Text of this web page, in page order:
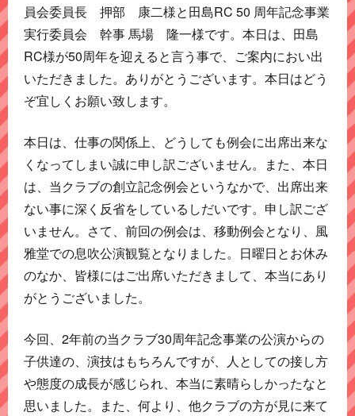
員会委員長 押部 康二様と田島RC 50 周年記念事業
実行委員会 幹事 馬場 隆一様です。本日は、田島
RC様が50周年を迎えると言う事で、ご案内におい出
いただきました。ありがとうございます。本日はどう
ぞ宜しくお願い致します。
本日は、仕事の関係上、どうしても例会に出席出来な
くなってしまい誠に申し訳ございません。また、本日
は、当クラブの創立記念例会というなかで、出席出来
ない事に深く反省をしているしだいです。申し訳ござ
いません。さて、前回の例会は、移動例会となり、風
雅堂での息吹公演観覧となりました。日曜日とお休み
のなか、皆様にはご出席いただきまして、本当にあり
がとうございました。
今回、2年前の当クラブ30周年記念事業の公演からの
子供達の、演技はもちろんですが、人としての接し方
や態度の成長が感じられ、本当に素晴らしかったなと
思いました。また、何より、他クラブの方が見に来て